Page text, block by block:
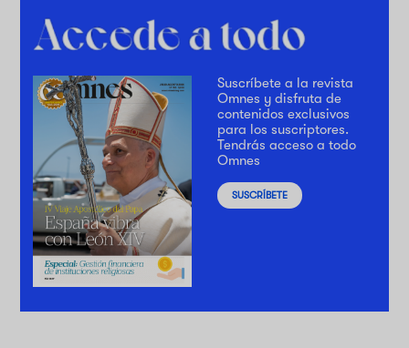
Suscríbete a la revista
Omnes y disfruta de
contenidos exclusivos
para los suscriptores.
Tendrás acceso a todo
Omnes
SUSCRÍBETE